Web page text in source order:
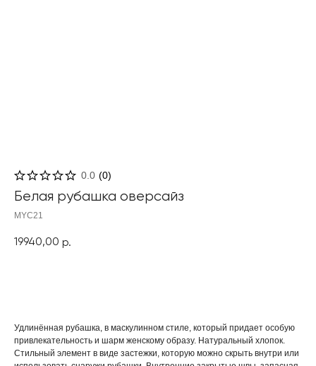
0.0 (0)
Белая рубашка оверсайз
MYC21
19940,00 р.
Удлинённая рубашка, в маскулинном стиле, который придает особую
привлекательность и шарм женскому образу. Натуральный хлопок.
Стильный элемент в виде застежки, которую можно скрыть внутри или